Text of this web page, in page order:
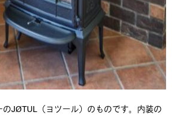
JØTUL（ヨツール）のものです。内装の